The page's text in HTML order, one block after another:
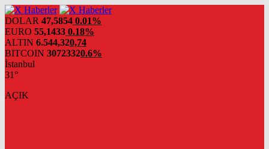
DOLAR 47,5854 0.01%
EURO 55,1433 0.18%
ALTIN 6.544,320,74
BITCOIN 30723320.6%
İstanbul
31°
AÇIK